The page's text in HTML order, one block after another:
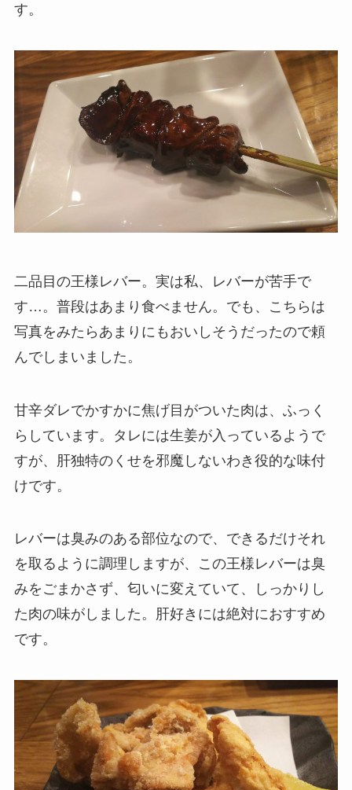
す。
二品目の王様レバー。実は私、レバーが苦手で
す…。普段はあまり食べません。でも、こちらは
写真をみたらあまりにもおいしそうだったので頼
んでしまいました。
甘辛ダレでかすかに焦げ目がついた肉は、ふっく
らしています。タレには生姜が入っているようで
すが、肝独特のくせを邪魔しないわき役的な味付
けです。
レバーは臭みのある部位なので、できるだけそれ
を取るように調理しますが、この王様レバーは臭
みをごまかさず、匂いに変えていて、しっかりし
た肉の味がしました。肝好きには絶対におすすめ
です。